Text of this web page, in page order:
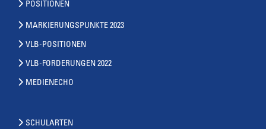
POSITIONEN
MARKIERUNGSPUNKTE 2023
VLB-POSITIONEN
VLB-FORDERUNGEN 2022
MEDIENECHO
SCHULARTEN